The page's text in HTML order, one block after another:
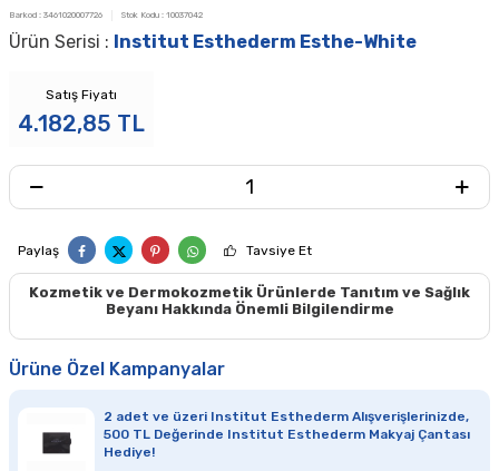
Barkod : 3461020007726 Stok Kodu : 10037042
Ürün Serisi : Institut Esthederm Esthe-White
Satış Fiyatı
4.182,85 TL
Paylaş Tavsiye Et
Kozmetik ve Dermokozmetik Ürünlerde Tanıtım ve Sağlık
Beyanı Hakkında Önemli Bilgilendirme
Ürüne Özel Kampanyalar
2 adet ve üzeri Institut Esthederm Alışverişlerinizde,
500 TL Değerinde Institut Esthederm Makyaj Çantası
Hediye!